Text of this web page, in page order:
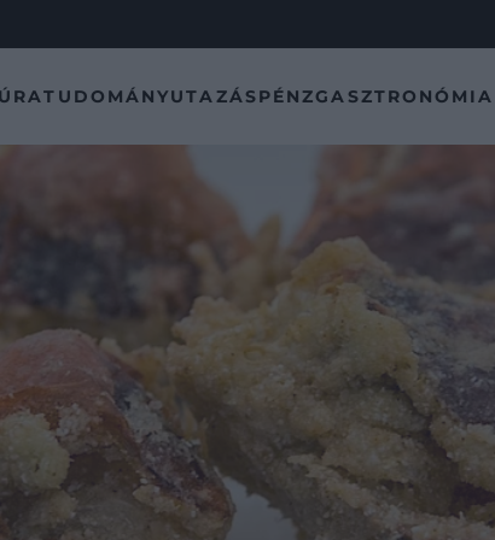
TUDOMÁNYUTAZÁSPÉNZGASZTRONÓMIA